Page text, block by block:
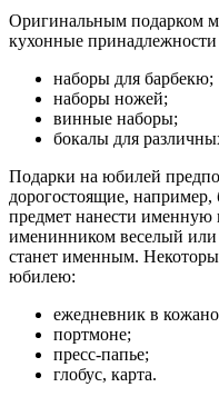
Оригинальным подарком
кухонные
наборы для барбекю;
наборы ножей;
винные наборы;
бокалы для
Подарки на юбилей
дорогостоящие, например,
предмет нанести
именинником веселый или
станет именным.
юбилею:
ежедневник в
портмоне;
пресс-папье;
глобус, карта.